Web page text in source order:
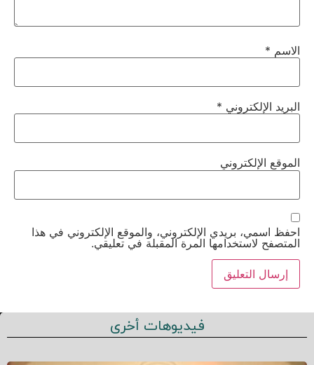
الاسم *
البريد الإلكتروني *
الموقع الإلكتروني
احفظ اسمي، بريدي الإلكتروني، والموقع الإلكتروني في هذا
المتصفح لاستخدامها المرة المقبلة في تعليقي.
فيديوهات أخرى